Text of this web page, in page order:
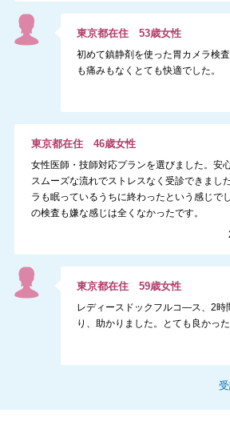
東京都在住53歳女性
初めて鎮静剤を使った胃カメラ検
も痛みもなくとても快適でした。
東京都在住 46歳女性
女性医師・技師対応プランを選びました。安
スムーズな流れでストレスなく受診できまし
ラも眠っているうちに終わったという感じで
の検査も嫌な感じは全くなかったです。
東京都在住59歳女性
レディースドックフルコ―ス、2時
り、助かりました。とても良かっ